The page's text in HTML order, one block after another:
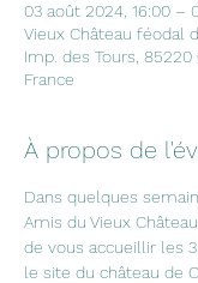
03 août 2024, 16:00 –
Vieux Château féodal
Imp. des Tours,
France
À propos de
Dans quelques
Amis du Vieux
de vous accueillir les
le site du château de